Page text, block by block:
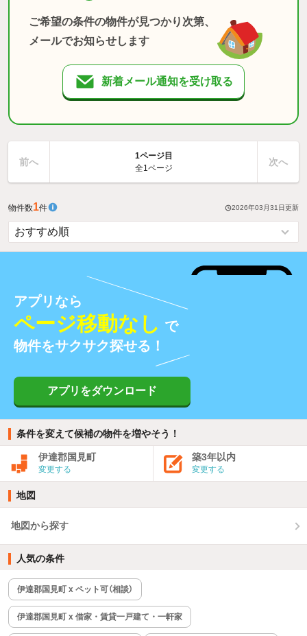
ご希望の条件の物件が見つかり次第、
メールでお知らせします
新着メール通知を受け取る
前へ
1ページ目
全1ページ
次へ
物件数1件 2026年03月31日更新
アプリなら
ページ移動なし で
物件をサクサク探せる！
アプリをダウンロード
条件を変えて候補の物件を増やそう！
伊達郡国見町
変更する
築3年以内
変更する
地図
地図から探す
人気の条件
伊達郡国見町 x ペット可（相談）
伊達郡国見町 x 借家・賃貸一戸建て・一軒家